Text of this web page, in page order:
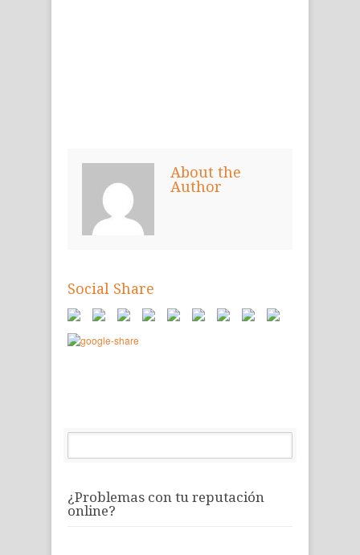
About the
Author
Social Share
¿Problemas con tu reputación
online?